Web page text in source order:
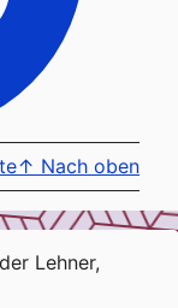
↑ Nach oben
Lehner,